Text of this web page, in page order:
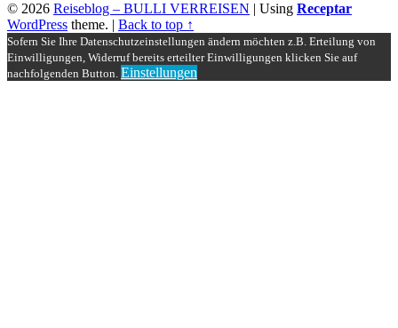
© 2026 Reiseblog – BULLI VERREISEN | Using Receptar
WordPress theme. | Back to top ↑
Sofern Sie Ihre Datenschutzeinstellungen ändern möchten z.B. Erteilung von
Einwilligungen, Widerruf bereits erteilter Einwilligungen klicken Sie auf
nachfolgenden Button. Einstellungen